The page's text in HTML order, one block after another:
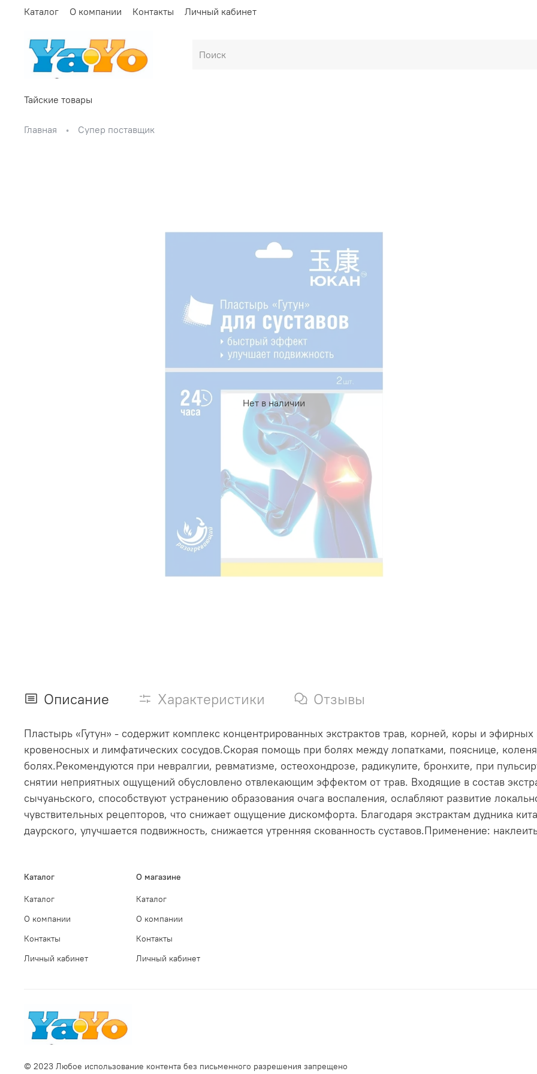
Каталог О компании Контакты Личный кабинет
Тайские товары
Главная Супер поставщик
Нет в наличии
Описание Характеристики Отзывы
Пластырь «Гутун» - содержит комплекс концентрированных экстрактов трав, корней, коры и
кровеносных и лимфатических сосудов.Скорая помощь при болях между лопатками, пояснице,
болях.Рекомендуются при невралгии, ревматизме, остеохондрозе, радикулите, бронхите, при
снятии неприятных ощущений обусловлено отвлекающим эффектом от трав. Входящие в состав
сычуаньского, способствуют устранению образования очага воспаления, ослабляют развитие
чувствительных рецепторов, что снижает ощущение дискомфорта. Благодаря экстрактам дудника
даурского, улучшается подвижность, снижается утренняя скованность суставов.Применение:
Каталог
Каталог
О компании
Контакты
Личный кабинет
О магазине
Каталог
О компании
Контакты
Личный кабинет
© 2023 Любое использование контента без письменного разрешения запрещено